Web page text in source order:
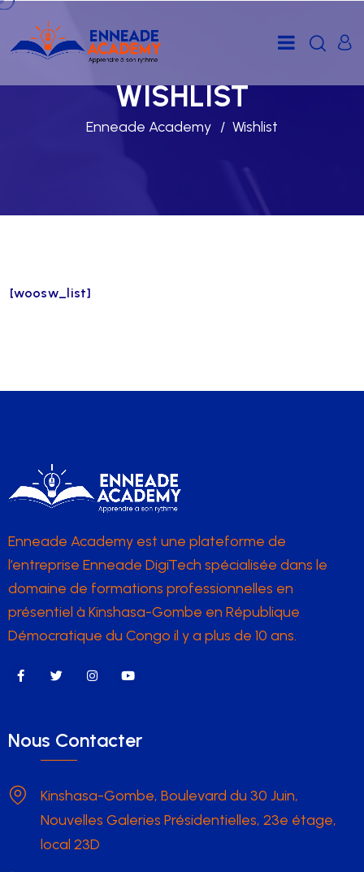
WISHLIST
Enneade Academy Wishlist
[woosw_list]
Enneade Academy est une plateforme de
l’entreprise Enneade DigiTech spécialisée dans le
domaine de formations professionnelles en
présentiel à Kinshasa-Gombe en République
Démocratique du Congo il y a plus de 10 ans.
Nous Contacter
Kinshasa-Gombe, Boulevard du 30 Juin,
Nouvelles Galeries Présidentielles, 23e étage,
local 23D